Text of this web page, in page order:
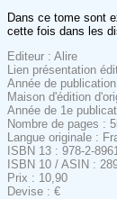
Dans ce tome sont
cette fois dans les
Editeur : Alire
Lien présentation
Année de
Maison d'édition
Année de 1e
Nombre de pages :
Langue originale :
ISBN 13 : 978-2-
ISBN 10 / ASIN :
Prix : 10,90
Devise : €